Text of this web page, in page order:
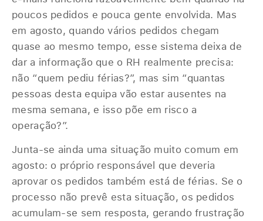
poucos pedidos e pouca gente envolvida. Mas
em agosto, quando vários pedidos chegam
quase ao mesmo tempo, esse sistema deixa de
dar a informação que o RH realmente precisa:
não “quem pediu férias?”, mas sim “quantas
pessoas desta equipa vão estar ausentes na
mesma semana, e isso põe em risco a
operação?”.
Junta-se ainda uma situação muito comum em
agosto: o próprio responsável que deveria
aprovar os pedidos também está de férias. Se o
processo não prevê esta situação, os pedidos
acumulam-se sem resposta, gerando frustração